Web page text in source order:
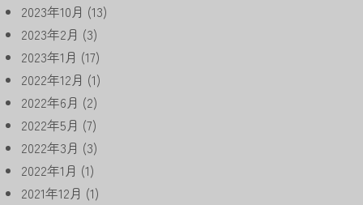
2023年10月 (13)
2023年2月 (3)
2023年1月 (17)
2022年12月 (1)
2022年6月 (2)
2022年5月 (7)
2022年3月 (3)
2022年1月 (1)
2021年12月 (1)